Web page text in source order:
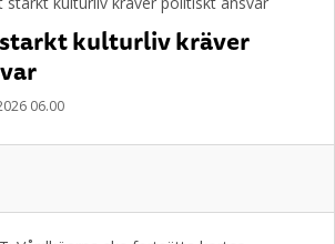
kulturliv kräver
06.00